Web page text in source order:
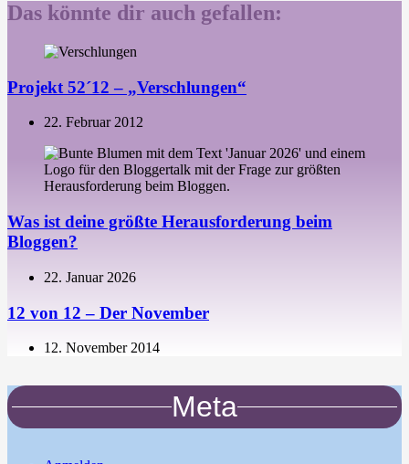
Das könnte dir auch gefallen:
Projekt 52´12 – „Verschlungen“
22. Februar 2012
Was ist deine größte Herausforderung beim
Bloggen?
22. Januar 2026
12 von 12 – Der November
12. November 2014
Meta